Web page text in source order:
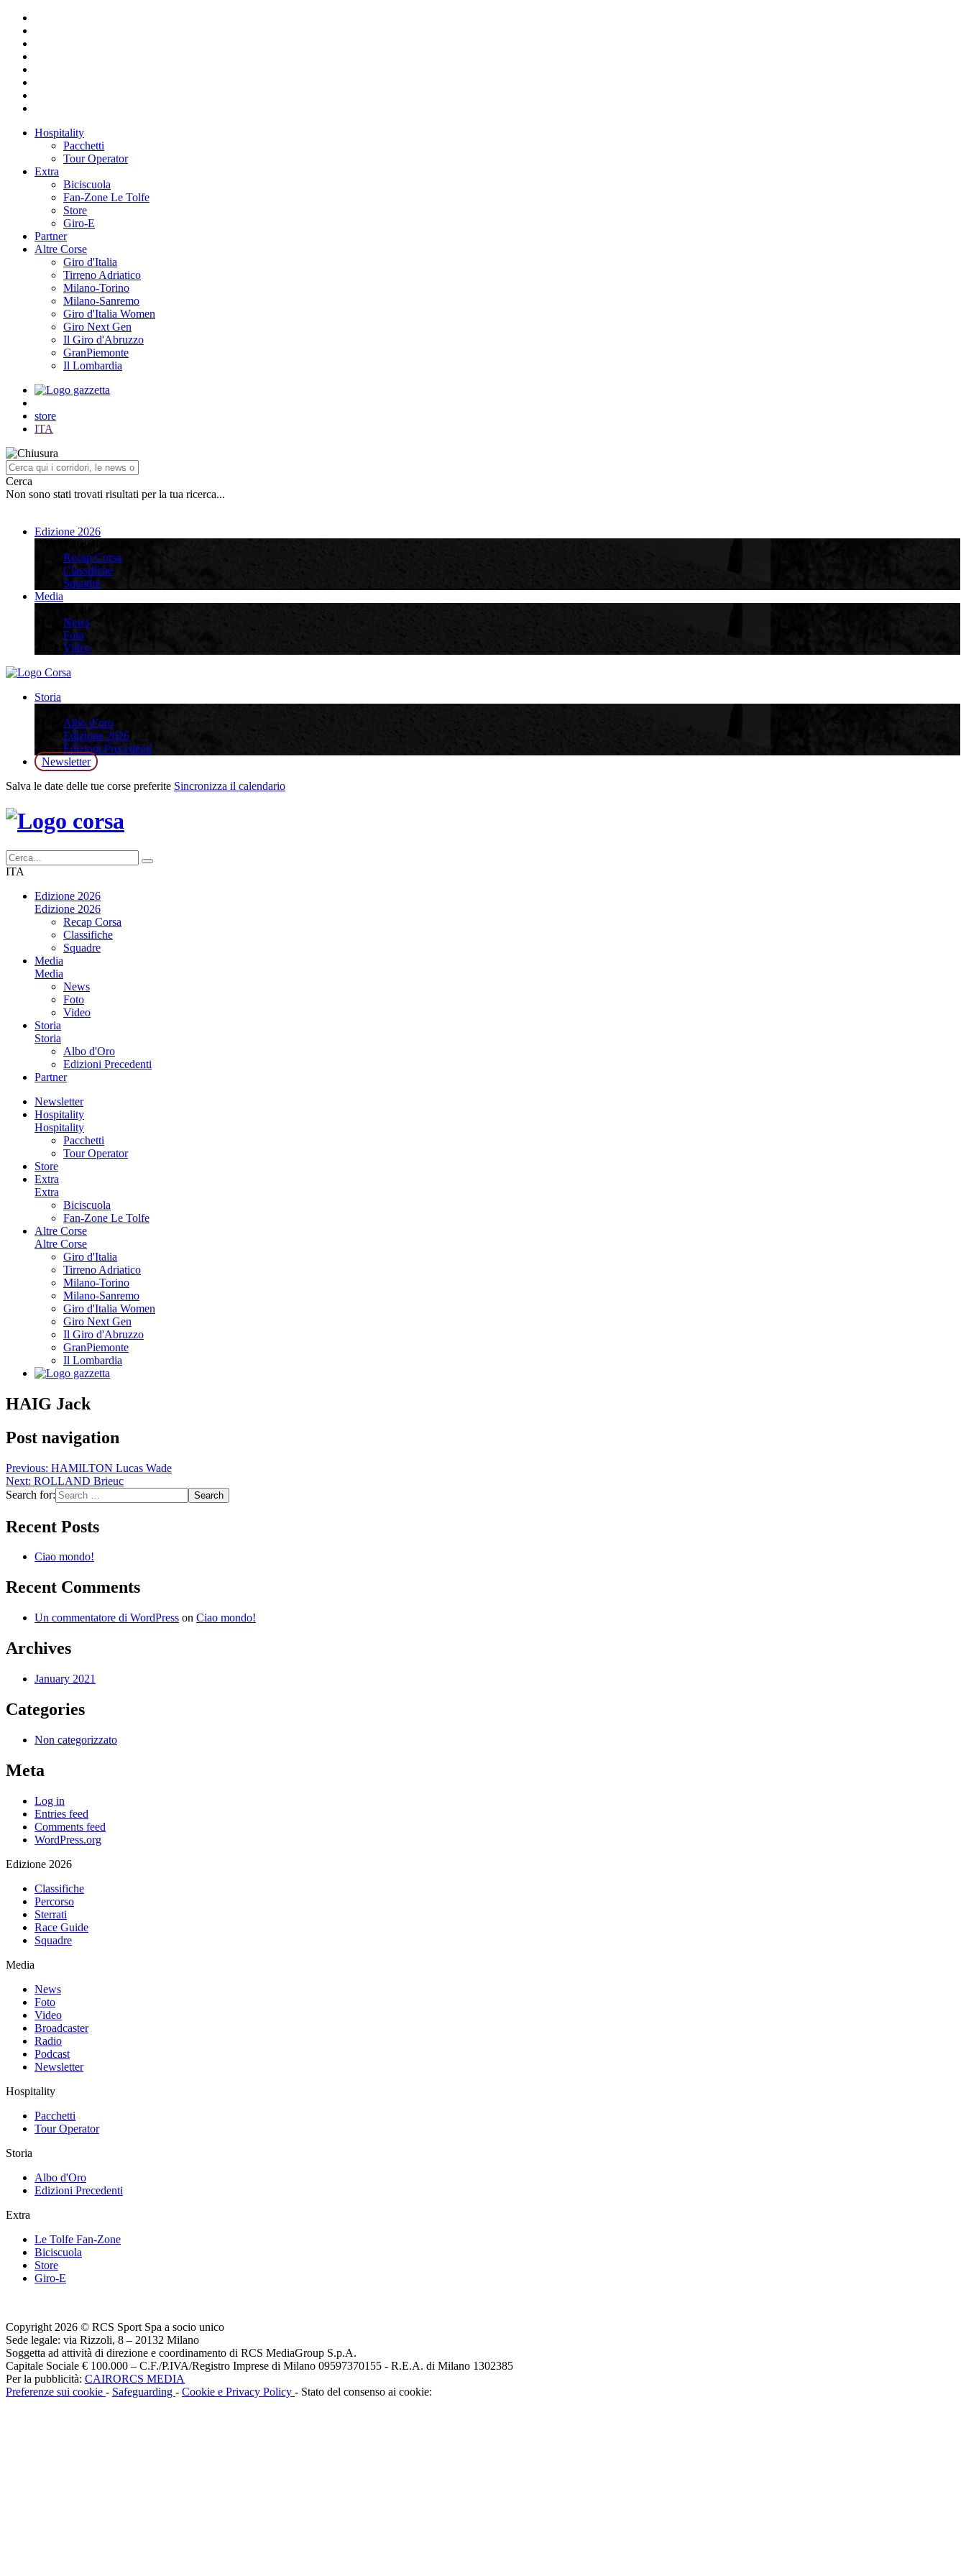
Hospitality
Pacchetti
Tour Operator
Extra
Biciscuola
Fan-Zone Le Tolfe
Store
Giro-E
Partner
Altre Corse
Giro d'Italia
Tirreno Adriatico
Milano-Torino
Milano-Sanremo
Giro d'Italia Women
Giro Next Gen
Il Giro d'Abruzzo
GranPiemonte
Il Lombardia
store
ITA
Cerca
Non sono stati trovati risultati per la tua ricerca...
Edizione 2026
Recap Corsa
Classifiche
Squadre
Media
News
Foto
Video
Storia
Albo d’oro
Edizione 2026
Edizioni Precedenti
Newsletter
Salva le date delle tue corse preferite Sincronizza il calendario
ITA
Edizione 2026
Edizione 2026
Recap Corsa
Classifiche
Squadre
Media
Media
News
Foto
Video
Storia
Storia
Albo d'Oro
Edizioni Precedenti
Partner
Newsletter
Hospitality
Hospitality
Pacchetti
Tour Operator
Store
Extra
Extra
Biciscuola
Fan-Zone Le Tolfe
Altre Corse
Altre Corse
Giro d'Italia
Tirreno Adriatico
Milano-Torino
Milano-Sanremo
Giro d'Italia Women
Giro Next Gen
Il Giro d'Abruzzo
GranPiemonte
Il Lombardia
HAIG Jack
Post navigation
Previous: HAMILTON Lucas Wade
Next: ROLLAND Brieuc
Search for:
Recent Posts
Ciao mondo!
Recent Comments
Un commentatore di WordPress on Ciao mondo!
Archives
January 2021
Categories
Non categorizzato
Meta
Log in
Entries feed
Comments feed
WordPress.org
Edizione 2026
Classifiche
Percorso
Sterrati
Race Guide
Squadre
Media
News
Foto
Video
Broadcaster
Radio
Podcast
Newsletter
Hospitality
Pacchetti
Tour Operator
Storia
Albo d'Oro
Edizioni Precedenti
Extra
Le Tolfe Fan-Zone
Biciscuola
Store
Giro-E
Copyright 2026 © RCS Sport Spa a socio unico
Sede legale: via Rizzoli, 8 – 20132 Milano
Soggetta ad attività di direzione e coordinamento di RCS MediaGroup S.p.A.
Capitale Sociale € 100.000 – C.F./P.IVA/Registro Imprese di Milano 09597370155 - R.E.A. di Milano 1302385
Per la pubblicità: CAIRORCS MEDIA
Preferenze sui cookie - Safeguarding - Cookie e Privacy Policy - Stato del consenso ai cookie: